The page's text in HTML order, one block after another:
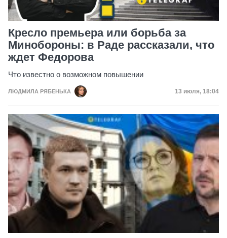
Кресло премьера или борьба за
Минобороны: в Раде рассказали, что
ждет Федорова
Что известно о возможном повышении
ЛЮДМИЛА РЯБЕНЬКА Дата
13 июля, 18:04